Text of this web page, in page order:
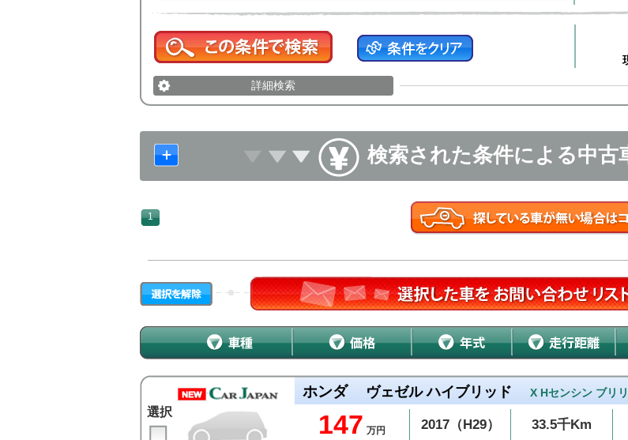
詳細検索
検索された条件による中古
1
選択
ホンダ ヴェゼル ハイブリッド X Hセンシン ブリ
147 万円 2017（H29） 33.5千Km